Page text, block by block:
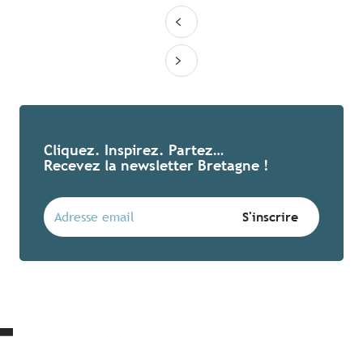
Cliquez. Inspirez. Partez…
Recevez la newsletter Bretagne !